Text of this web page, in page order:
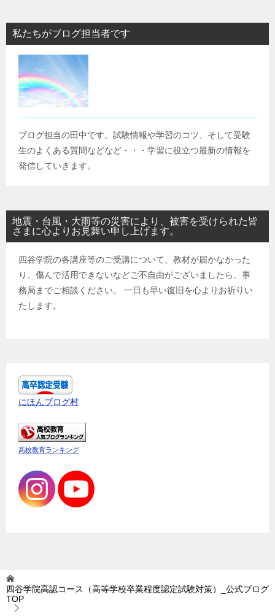
私たちがブログ担当者です
ブログ担当の田中です。試験情報や学習のコツ、そして受験
生のよくある質問などなど・・・学習に役立つ最新の情報を
発信していきます。
地震・台風・大雨等の災害により、被害を受けられた皆
さまに心よりお見舞い申し上げます。
四谷学院の各講座等のご受講について、教材が届かなかった
り、傷んで活用できないなどご不自由がございましたら、事
務局までご相談ください。 一日も早い復旧を心よりお祈りい
たします。
にほんブログ村
高校教育ランキング
四谷学院高認コース（高等学校卒業程度認定試験対策）_公式ブログ
TOP